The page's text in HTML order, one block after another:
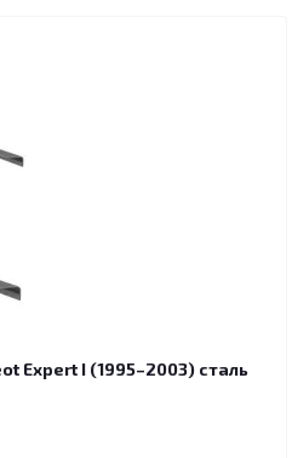
Expert I (1995–2003) сталь